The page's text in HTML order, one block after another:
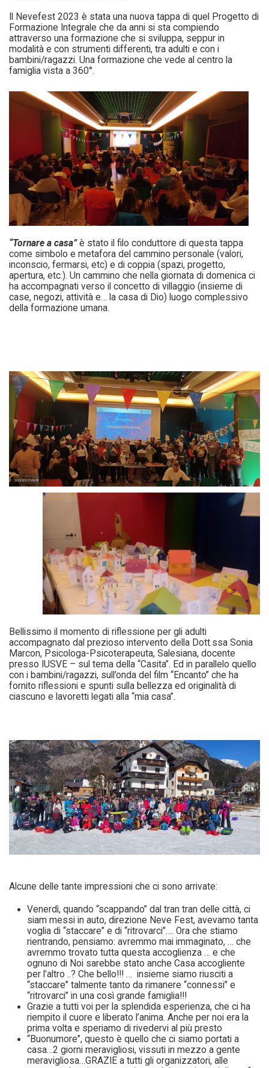
Il Nevefest 2023 è stata una nuova tappa di quel Progetto di
Formazione Integrale che da anni si sta compiendo
attraverso una formazione che si sviluppa, seppur in
modalità e con strumenti differenti, tra adulti e con i
bambini/ragazzi. Una formazione che vede al centro la
famiglia vista a 360°.
“Tornare a casa” è stato il filo conduttore di questa tappa
come simbolo e metafora del cammino personale (valori,
inconscio, fermarsi, etc) e di coppia (spazi, progetto,
apertura, etc.). Un cammino che nella giornata di domenica ci
ha accompagnati verso il concetto di villaggio (insieme di
case, negozi, attività e… la casa di Dio) luogo complessivo
della formazione umana.
Bellissimo il momento di riflessione per gli adulti
accompagnato dal prezioso intervento della Dott.ssa Sonia
Marcon, Psicologa-Psicoterapeuta, Salesiana, docente
presso IUSVE – sul tema della “Casita”. Ed in parallelo quello
con i bambini/ragazzi, sull’onda del film “Encanto” che ha
fornito riflessioni e spunti sulla bellezza ed originalità di
ciascuno e lavoretti legati alla “mia casa”.
Alcune delle tante impressioni che ci sono arrivate:
Venerdì, quando “scappando” dal tran tran delle città, ci
siam messi in auto, direzione Neve Fest, avevamo tanta
voglia di “staccare” e di “ritrovarci”…. Ora che stiamo
rientrando, pensiamo: avremmo mai immaginato, … che
avremmo trovato tutta questa accoglienza … e che
ognuno di Noi sarebbe stato anche Casa accogliente
per l’altro ..? Che bello!!! … insieme siamo riusciti a
“staccare” talmente tanto da rimanere “connessi” e
“ritrovarci” in una così grande famiglia!!!
Grazie a tutti voi per la splendida esperienza, che ci ha
riempito il cuore e liberato l’anima. Anche per noi era la
prima volta e speriamo di rivedervi al più presto
“Buonumore”, questo è quello che ci siamo portati a
casa…2 giorni meravigliosi, vissuti in mezzo a gente
meravigliosa…GRAZIE a tutti gli organizzatori, alle